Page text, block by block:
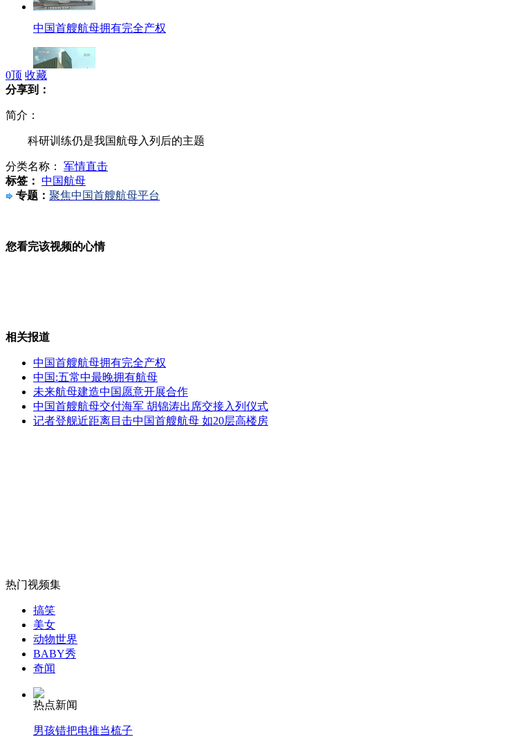
中国首艘航母拥有完全产权
未来航母建造中国愿意开展合作
日本:海上保安官可离岛行使警察权
记者登舰近距离目击中国首艘航母
女孩北京地铁殴打老人 痛下狠手拳打脚踢
无痛分娩是否安全 医生回应
外交部：反对强权政治霸凌主义
外交部：有关国家言论片面不公正
0顶 收藏
分享到：
简介：
科研训练仍是我国航母入列后的主题
分类名称： 军情直击
标签： 中国航母
专题： 聚焦中国首艘航母平台
您看完该视频的心情
相关报道
中国首艘航母拥有完全产权
中国:五常中最晚拥有航母
未来航母建造中国愿意开展合作
中国首艘航母交付海军 胡锦涛出席交接入列仪式
记者登舰近距离目击中国首艘航母 如20层高楼房
热门视频集
搞笑
美女
动物世界
BABY秀
奇闻
热点新闻
男孩错把电推当梳子